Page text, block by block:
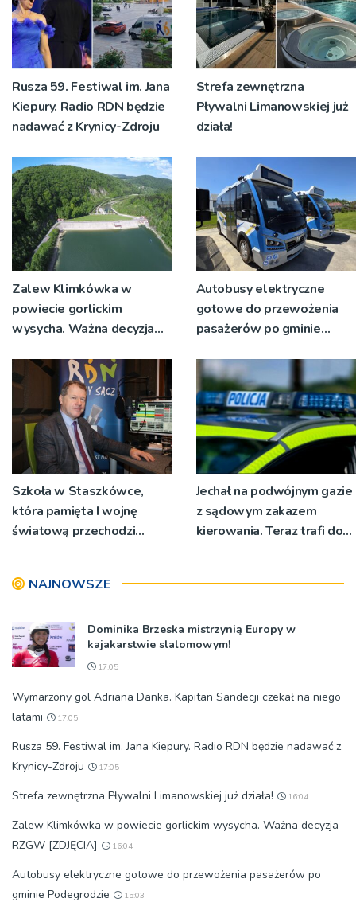
Rusza 59. Festiwal im. Jana
Kiepury. Radio RDN będzie
nadawać z Krynicy-Zdroju
Strefa zewnętrzna
Pływalni Limanowskiej już
działa!
Zalew Klimkówka w
powiecie gorlickim
wysycha. Ważna decyzja
Autobusy elektryczne
gotowe do przewożenia
pasażerów po gminie
Szkoła w Staszkówce,
która pamięta I wojnę
światową przechodzi
Jechał na podwójnym gazie
z sądowym zakazem
kierowania. Teraz trafi do
NAJNOWSZE
Dominika Brzeska mistrzynią Europy w
kajakarstwie slalomowym!
17:05
Wymarzony gol Adriana Danka. Kapitan Sandecji czekał na niego
latami
17:05
Rusza 59. Festiwal im. Jana Kiepury. Radio RDN będzie nadawać z
Krynicy-Zdroju
17:05
Strefa zewnętrzna Pływalni Limanowskiej już działa! 16:04
Zalew Klimkówka w powiecie gorlickim wysycha. Ważna decyzja
RZGW [ZDJĘCIA]
16:04
Autobusy elektryczne gotowe do przewożenia pasażerów po
gminie Podegrodzie
15:03